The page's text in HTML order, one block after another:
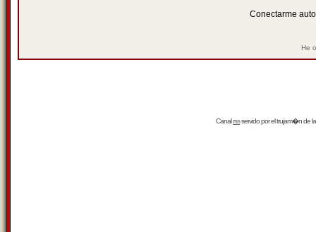
Conectarme
He
Canalrssservido por eltrujam�nde